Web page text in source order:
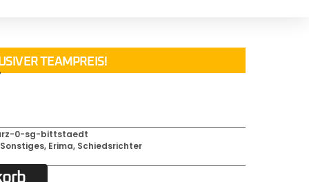
TEAMPREIS!
0-sg-bittstaedt
Sonstiges, Erima, Schiedsrichter